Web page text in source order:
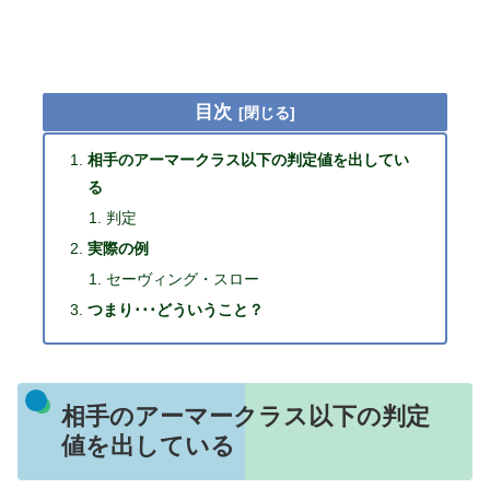
目次
相手のアーマークラス以下の判定値を出してい
る
判定
実際の例
セーヴィング・スロー
つまり･･･どういうこと？
相手のアーマークラス以下の判定
値を出している